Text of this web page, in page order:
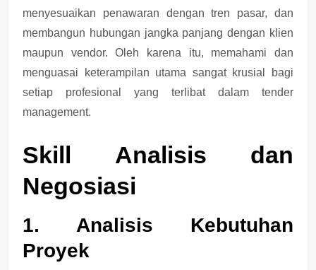
menyesuaikan penawaran dengan tren pasar, dan
membangun hubungan jangka panjang dengan klien
maupun vendor. Oleh karena itu, memahami dan
menguasai keterampilan utama sangat krusial bagi
setiap profesional yang terlibat dalam tender
management.
Skill Analisis dan
Negosiasi
1. Analisis Kebutuhan
Proyek